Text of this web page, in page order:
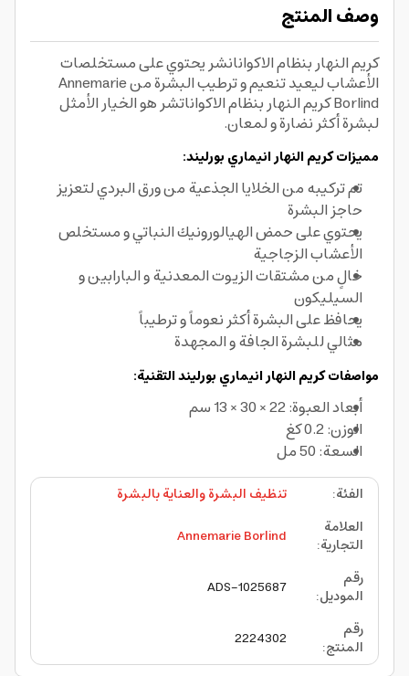
وصف المنتج
كريم النهار بنظام الاكوانانشر يحتوي على مستخلصات
الأعشاب ليعيد تنعيم و ترطيب البشرة من Annemarie
Borlind كريم النهار بنظام الاكواناتشر هو الخيار الأمثل
لبشرة أكثر نضارة و لمعان.
مميزات كريم النهار انيماري بورليند:
تم تركيبه من الخلايا الجذعية من ورق البردي لتعزيز
حاجز البشرة
يحتوي على حمض الهيالورونيك النباتي و مستخلص
الأعشاب الزجاجية
خالٍ من مشتقات الزيوت المعدنية و البارابين و
السيليكون
يحافظ على البشرة أكثر نعوماً و ترطيباً
مثالي للبشرة الجافة و المجهدة
مواصفات كريم النهار انيماري بورليند التقنية:
أبعاد العبوة: 22 × 30 × 13 سم
الوزن: 0.2 كغ
السعة: 50 مل
الفئة:
تنظيف البشرة والعناية بالبشرة
العلامة
التجارية:
Annemarie Borlind
رقم
الموديل:
ADS-1025687
رقم
المنتج:
2224302